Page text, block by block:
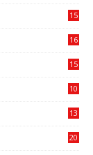
15
16
15
10
13
20